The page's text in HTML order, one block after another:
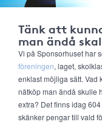
Tänk att
man ändå
Vi på Sponsorhuset har
föreningen, laget,
enklast möjliga sätt. Vad
nätköp man ändå skulle
extra? Det finns idag
skänker pengar till vald